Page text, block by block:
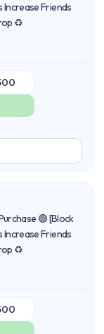
Increase Friends
♻️
🟢 [Block
Increase Friends
♻️